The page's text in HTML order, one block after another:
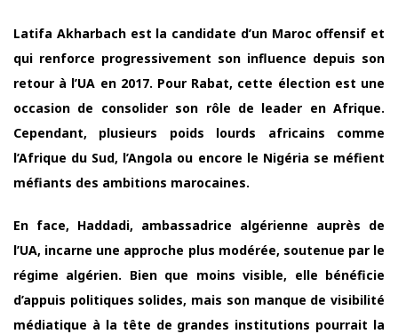
Latifa Akharbach est la candidate d’un Maroc offensif et
qui renforce progressivement son influence depuis son
retour à l’UA en 2017. Pour Rabat, cette élection est une
occasion de consolider son rôle de leader en Afrique.
Cependant, plusieurs poids lourds africains comme
l’Afrique du Sud, l’Angola ou encore le Nigéria se méfient
méfiants des ambitions marocaines.
En face, Haddadi, ambassadrice algérienne auprès de
l’UA, incarne une approche plus modérée, soutenue par le
régime algérien. Bien que moins visible, elle bénéficie
d’appuis politiques solides, mais son manque de visibilité
médiatique à la tête de grandes institutions pourrait la